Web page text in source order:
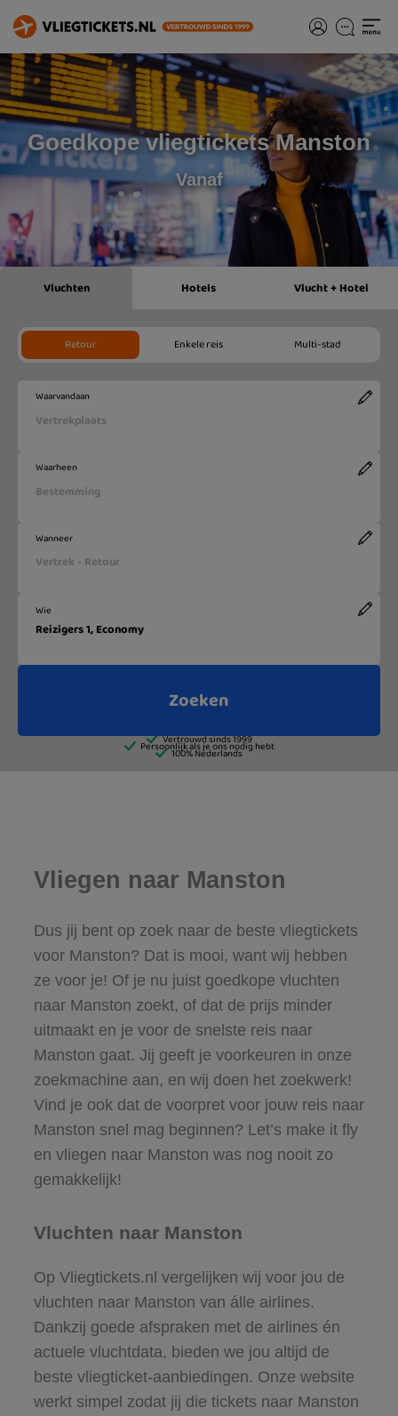
Goedkope vliegtickets Manston
Vanaf
Vliegen naar Manston
Dus jij bent op zoek naar de beste vliegtickets
voor Manston? Dat is mooi, want wij hebben
ze voor je! Of je nu juist goedkope vluchten
naar Manston zoekt, of dat de prijs minder
uitmaakt en je voor de snelste reis naar
Manston gaat. Jij geeft je voorkeuren in onze
zoekmachine aan, en wij doen het zoekwerk!
Vind je ook dat de voorpret voor jouw reis naar
Manston snel mag beginnen? Let’s make it fly
en vliegen naar Manston was nog nooit zo
gemakkelijk!
Vluchten naar Manston
Op Vliegtickets.nl vergelijken wij voor jou de
vluchten naar Manston van álle airlines.
Dankzij goede afspraken met de airlines én
actuele vluchtdata, bieden we jou altijd de
beste vliegticket-aanbiedingen. Onze website
werkt simpel zodat jij die tickets naar Manston